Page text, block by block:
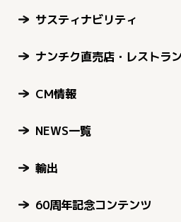
サスティナビリティ
ナンチク直売店・レストラ
CM情報
NEWS一覧
輸出
60周年記念コンテンツ